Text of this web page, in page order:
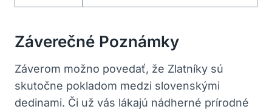
Záverečné Poznámky
Záverom možno povedať, že ‌Zlatníky sú
skutočne pokladom medzi slovenskými
dedinami.‌ Či ⁤už vás lákajú nádherné prírodné